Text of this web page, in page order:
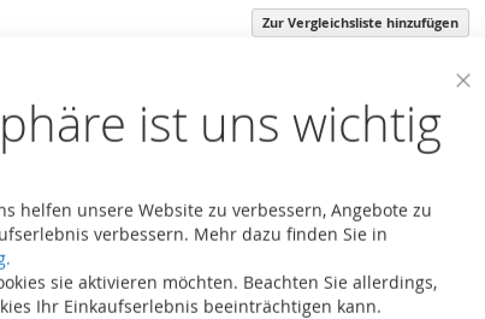
ist uns wichtig
helfen unsere Website zu verbessern, Angebote zu
verbessern. Mehr dazu finden Sie in
sie aktivieren möchten. Beachten Sie allerdings,
Ihr Einkaufserlebnis beeinträchtigen kann.
Zur Vergleichsliste hinzufügen
Passend für BERG
Regular oder
Original BERG Ersatzteil!
Es handelt sich
oder Rahmen.